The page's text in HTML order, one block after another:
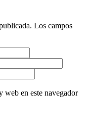
Los campos
web en este navegador